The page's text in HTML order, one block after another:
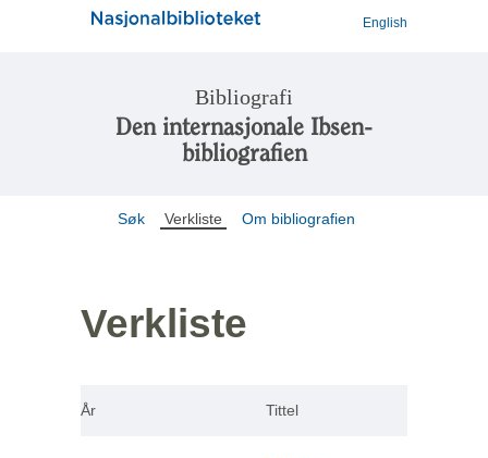
English
Bibliografi
Den internasjonale Ibsen-
bibliografien
Søk Verkliste Om bibliografien
Verkliste
År Tittel